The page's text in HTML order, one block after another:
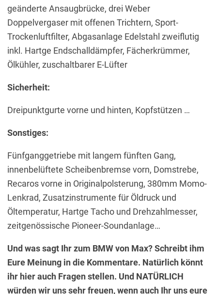
geänderte Ansaugbrücke, drei Weber
Doppelvergaser mit offenen Trichtern, Sport-
Trockenluftfilter, Abgasanlage Edelstahl zweiflutig
inkl. Hartge Endschalldämpfer, Fächerkrümmer,
Ölkühler, zuschaltbarer E-Lüfter
Sicherheit:
Dreipunktgurte vorne und hinten, Kopfstützen …
Sonstiges:
Fünfganggetriebe mit langem fünften Gang,
innenbelüftete Scheibenbremse vorn, Domstrebe,
Recaros vorne in Originalpolsterung, 380mm Momo-
Lenkrad, Zusatzinstrumente für Öldruck und
Öltemperatur, Hartge Tacho und Drehzahlmesser,
zeitgenössische Pioneer-Soundanlage…
Und was sagt Ihr zum BMW von Max? Schreibt ihm
Eure Meinung in die Kommentare. Natürlich könnt
ihr hier auch Fragen stellen. Und NATÜRLICH
würden wir uns sehr freuen, wenn auch Ihr uns eure